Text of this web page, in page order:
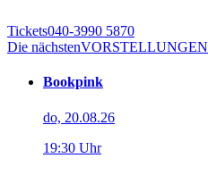
Tickets040-3990 5870
Die nächstenVORSTELLUNGEN
Bookpink
do, 20.08.26
19:30 Uhr